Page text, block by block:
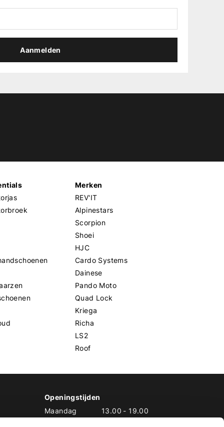
Aanmelden
Merken
REV'IT
Alpinestars
Scorpion
Shoei
HJC
Cardo Systems
Dainese
Pando Moto
Quad Lock
Kriega
Richa
LS2
Roof
Openingstijden
Maandag
13.00 - 19.00